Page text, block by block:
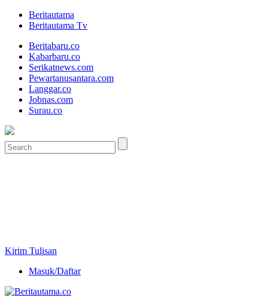
Beritautama
Beritautama Tv
Beritabaru.co
Kabarbaru.co
Serikatnews.com
Pewartanusantara.com
Langgar.co
Jobnas.com
Surau.co
Kirim Tulisan
Masuk/Daftar